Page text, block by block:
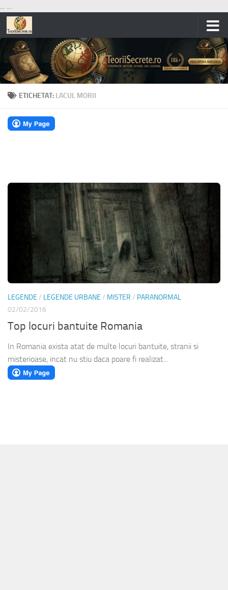
... ...
Skip to content
ETICHETAT: LACUL MORII
LEGENDE / LEGENDE URBANE / MISTER / PARANORMAL
02/02/2016
Top locuri bantuite Romania
In Romania exista atat de multe locuri bantuite, stranii si
misterioase, incat nu stiu daca poare fi realizat...